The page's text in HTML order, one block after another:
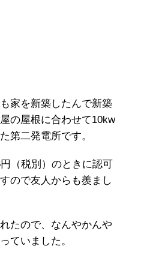
家を新築したんで新築
の屋根に合わせて10kw
第二発電所です。
（税別）のときに認可
ので友人からも羨まし
たので、なんやかんや
ていました。